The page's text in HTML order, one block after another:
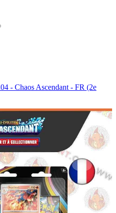
- Chaos Ascendant - FR (2e